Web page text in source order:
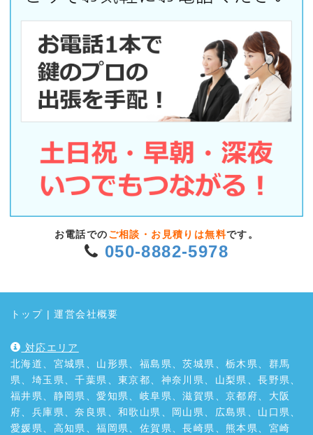
お電話での ご相談・お見積りは無料です。
050-8882-5978
トップ |運営会社概要
対応エリア
北海道、宮城県、山形県、福島県、茨城県、栃木県、群馬
県、埼玉県、千葉県、東京都、神奈川県、山梨県、長野県、
福井県、静岡県、愛知県、岐阜県、滋賀県、京都府、大阪
府、兵庫県、奈良県、和歌山県、岡山県、広島県、山口県、
愛媛県、高知県、福岡県、佐賀県、長崎県、熊本県、宮崎